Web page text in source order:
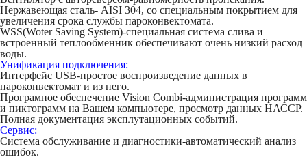
Нержавеющая сталь- AISI 304, со специальным покрытием для
увеличения срока службы пароконвектомата.
WSS(Woter Saving System)-специальная система слива и
встроенный теплообменник обеспечивают очень низкий расход
воды.
Унификация подключения:
Интерфейс USB-простое воспроизведение данных в
пароконвектомат и из него.
Програмное обеспечение Vision Combi-администрация программ
и пиктограмм на Вашем компьютере, просмотр данных НАССР.
Полная документация эксплутационных событий.
Сервис:
Система обслуживание и диагностики-автоматический анализ
ошибок.